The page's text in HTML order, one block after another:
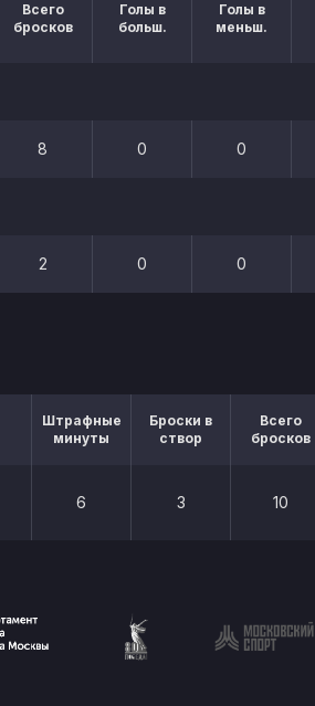
Всего
бросков
Голы в
больш.
Голы в
меньш.
8 0 0
2 0 0
Штрафные
минуты
Броски в
створ
Всего
бросков
6 3 10